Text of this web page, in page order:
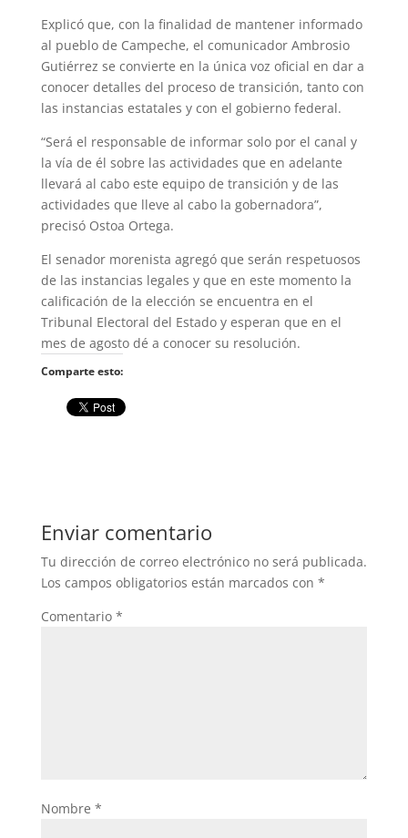
Explicó que, con la finalidad de mantener informado
al pueblo de Campeche, el comunicador Ambrosio
Gutiérrez se convierte en la única voz oficial en dar a
conocer detalles del proceso de transición, tanto con
las instancias estatales y con el gobierno federal.
“Será el responsable de informar solo por el canal y
la vía de él sobre las actividades que en adelante
llevará al cabo este equipo de transición y de las
actividades que lleve al cabo la gobernadora”,
precisó Ostoa Ortega.
El senador morenista agregó que serán respetuosos
de las instancias legales y que en este momento la
calificación de la elección se encuentra en el
Tribunal Electoral del Estado y esperan que en el
mes de agosto dé a conocer su resolución.
Comparte esto:
Enviar comentario
Tu dirección de correo electrónico no será publicada.
Los campos obligatorios están marcados con *
Comentario *
Nombre *